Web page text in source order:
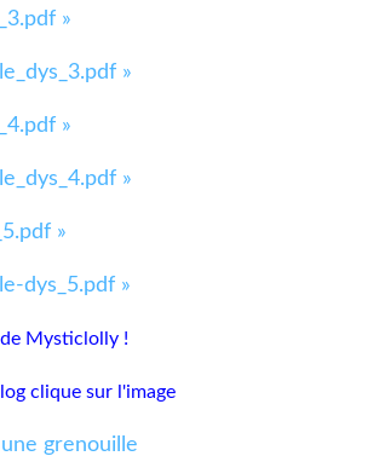
»
»
»
»
»
dys_5.pdf »
Mysticlolly !
clique sur l'image